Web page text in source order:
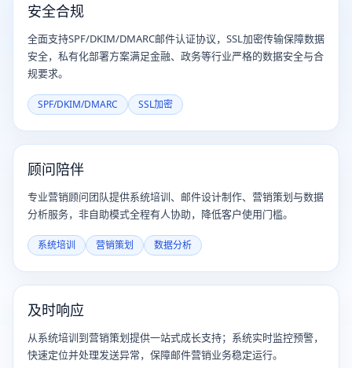
安全合规
全面支持SPF/DKIM/DMARC邮件认证协议，SSL加密传输保障数据
安全，私有化部署方案满足金融、政务等行业严格的数据安全与合
规要求。
SPF/DKIM/DMARC SSL加密
顾问陪伴
专业营销顾问团队提供系统培训、邮件设计制作、营销策划与数据
分析服务，非自助模式全程有人协助，降低客户使用门槛。
系统培训 营销策划 数据分析
及时响应
从系统培训到营销策划提供一站式成长支持；系统实时监控预警，
快速定位并处理发送异常，保障邮件营销业务稳定运行。